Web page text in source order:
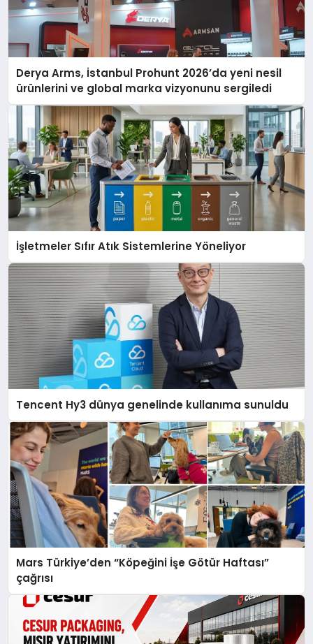
Derya Arms, İstanbul Prohunt 2026’da yeni nesil
ürünlerini ve global marka vizyonunu sergiledi
İşletmeler Sıfır Atık Sistemlerine Yöneliyor
Tencent Hy3 dünya genelinde kullanıma sunuldu
Mars Türkiye’den “Köpeğini İşe Götür Haftası”
çağrısı